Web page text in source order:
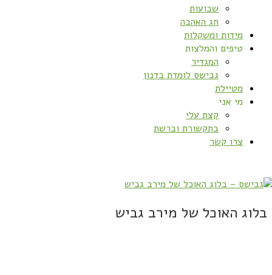
שבועות
חג האהבה
מידות ומשקלות
טיפים והמלצות
המגדיר
גבישס לומדת בדנון
מטיילת
מי אני
קצת עלי
בתקשורת וברשת
צרו קשר
בלוג האוכל של מירב גביש